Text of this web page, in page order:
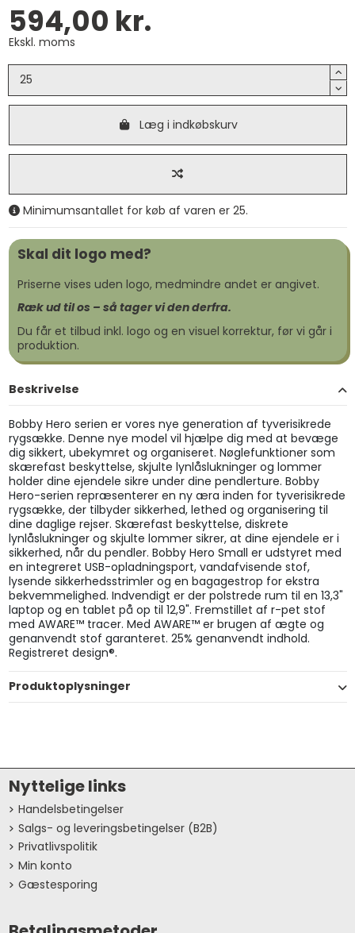
594,00 kr.
Ekskl. moms
Læg i indkøbskurv
Minimumsantallet for køb af varen er 25.
Skal dit logo med?
Priserne vises uden logo, medmindre andet er angivet.
Ræk ud til os – så tager vi den derfra.
Du får et tilbud inkl. logo og en visuel korrektur, før vi går i
produktion.
Beskrivelse
Bobby Hero serien er vores nye generation af tyverisikrede
rygsække. Denne nye model vil hjælpe dig med at bevæge
dig sikkert, ubekymret og organiseret. Nøglefunktioner som
skærefast beskyttelse, skjulte lynlåslukninger og lommer
holder dine ejendele sikre under dine pendlerture. Bobby
Hero-serien repræsenterer en ny æra inden for tyverisikrede
rygsække, der tilbyder sikkerhed, lethed og organisering til
dine daglige rejser. Skærefast beskyttelse, diskrete
lynlåslukninger og skjulte lommer sikrer, at dine ejendele er i
sikkerhed, når du pendler. Bobby Hero Small er udstyret med
en integreret USB-opladningsport, vandafvisende stof,
lysende sikkerhedsstrimler og en bagagestrop for ekstra
bekvemmelighed. Indvendigt er der polstrede rum til en 13,3"
laptop og en tablet på op til 12,9". Fremstillet af r-pet stof
med AWARE™ tracer. Med AWARE™ er brugen af ægte og
genanvendt stof garanteret. 25% genanvendt indhold.
Registreret design®.
Produktoplysninger
Nyttelige links
Handelsbetingelser
Salgs- og leveringsbetingelser (B2B)
Privatlivspolitik
Min konto
Gæstesporing